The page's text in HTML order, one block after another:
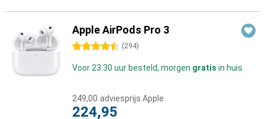
Apple AirPods Pro 3
4.5 sterren (294)
Voor 23:30 uur besteld, morgen gratis in huis
249,00 adviesprijs Apple
224,95